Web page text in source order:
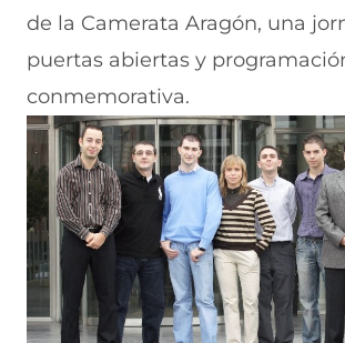
de la Camerata Aragón, una
puertas abiertas y
conmemorativa.